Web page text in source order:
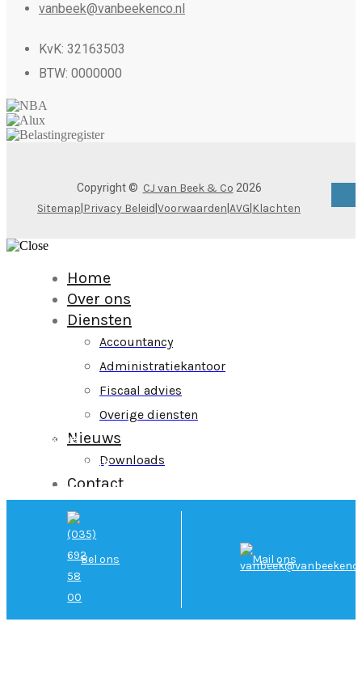
centraal
Flexibel
Nauwkeurig
Brede
kennis
Ontzorgen
Korte
vanbeek@vanbeekenco.nl
KvK: 32163503
BTW: 0000000
Copyright © CJ van Beek & Co 2026
Sitemap Privacy Beleid Voorwaarden AVG Klachten
Home
Over ons
Diensten
Accountancy
Administratiekantoor
Fiscaal advies
Overige diensten
Nieuws
Downloads
Contact
Bel ons Mail ons